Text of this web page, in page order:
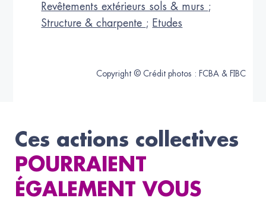
Revêtements extérieurs sols & murs ;
Structure & charpente ; Etudes
Copyright © Crédit photos : FCBA & FIBC
Ces actions collectives
POURRAIENT
ÉGALEMENT VOUS